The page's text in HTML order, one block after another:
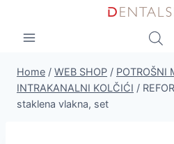
content
Home / WEB SHOP / POTROŠNI
INTRAKANALNI KOLČIĆI /
staklena vlakna, set